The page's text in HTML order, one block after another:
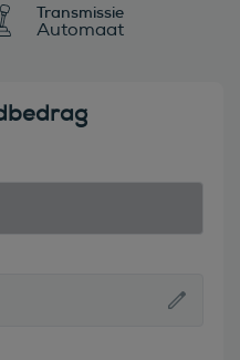
Transmissie
Automaat